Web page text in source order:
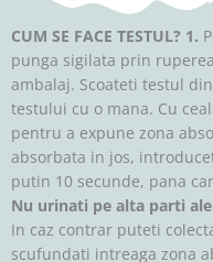
CUM SE FACE TESTUL? 1.
punga sigilata prin
ambalaj. Scoateti testul
testului cu o mana. Cu
pentru a expune zona
absorbata in jos,
putin 10 secunde, pana
Nu urinati pe alta parti
In caz contrar puteti
scufundati intreaga zona